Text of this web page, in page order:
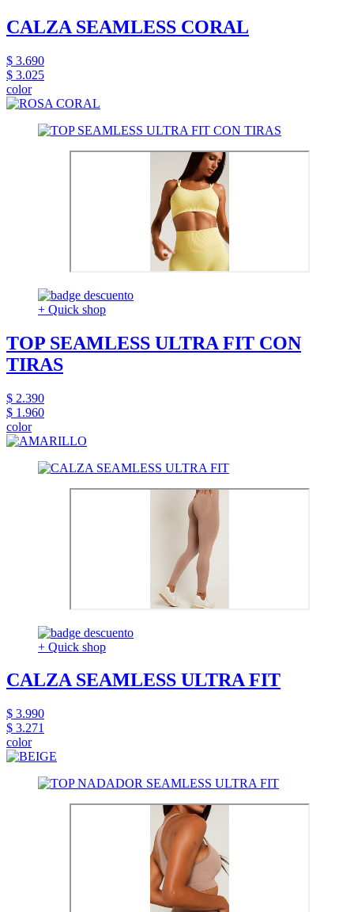
CALZA SEAMLESS CORAL
$ 3.690
$ 3.025
color
+ Quick shop
TOP SEAMLESS ULTRA FIT CON
TIRAS
$ 2.390
$ 1.960
color
+ Quick shop
CALZA SEAMLESS ULTRA FIT
$ 3.990
$ 3.271
color